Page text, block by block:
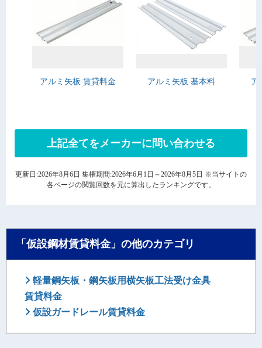
アルミ矢板 賃貸料金 アルミ矢板 基本料 ア
上記全てをメーカーに問い合わせる
更新日:2026年8月6日 集権期間:2026年6月1日～2026年8月5日 ※当サイトの
各ページの閲覧回数を元に算出したランキングです。
「仮設鋼材賃貸料金」の他のカテゴリ
軽量鋼矢板・鋼矢板用横矢板工法受け金具
賃貸料金
仮設ガードレール賃貸料金